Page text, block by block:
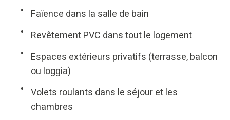
Faïence dans la salle de bain
Revêtement PVC dans tout le logement
Espaces extérieurs privatifs (terrasse, balcon
ou loggia)
Volets roulants dans le séjour et les
chambres